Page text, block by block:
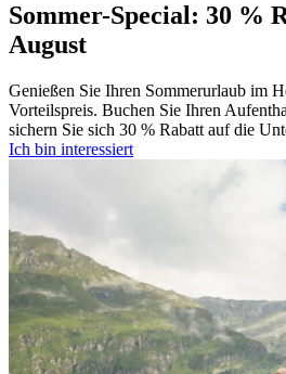
Sommer-Special: 30 %
August
Genießen Sie Ihren Sommerurlaub im
Vorteilspreis. Buchen Sie Ihren
sichern Sie sich 30 % Rabatt auf die
Ich bin interessiert